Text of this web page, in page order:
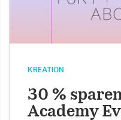
KREATION
30 %
Academy